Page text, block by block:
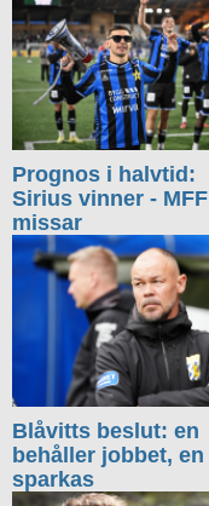
Prognos i halvtid:
Sirius vinner - MFF
missar
Blåvitts beslut: en
behåller jobbet, en
sparkas